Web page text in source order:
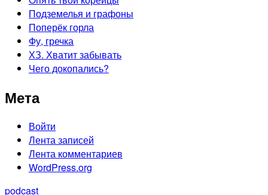
Подземелья и графоны
Поперёк горла
Фу, гречка
ХЗ. Хватит забывать
Чего докопались?
Мета
Войти
Лента записей
Лента комментариев
WordPress.org
podcast